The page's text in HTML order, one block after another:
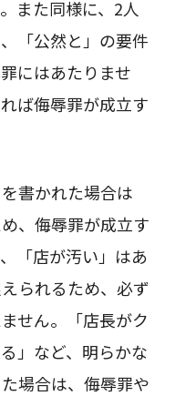
また同様に、2人
「公然と」の要件
にはあたりませ
ば侮辱罪が成立す
書かれた場合は
、侮辱罪が成立す
「店が汚い」はあ
られるため、必ず
せん。「店長がク
」など、明らかな
場合は、侮辱罪や